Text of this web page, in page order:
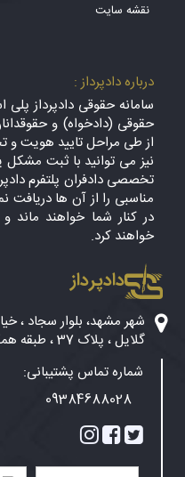
نقشه سایت
درباره دادپرداز :
سامانه حقوقی دادپرداز
حقوقی (دادخواه) و
از طی مراحل تایید هویت و
نیز می توانید با ثبت
تخصصی دادفران پلتفرم
مناسبی را از آن ها دریافت
در کنار شما خواهند ماند
خواهند کرد.
دادپرداز
گلایل ، پلاک 37 ، طبقه همکف
شماره تماس پشتیبانی:
09384688028